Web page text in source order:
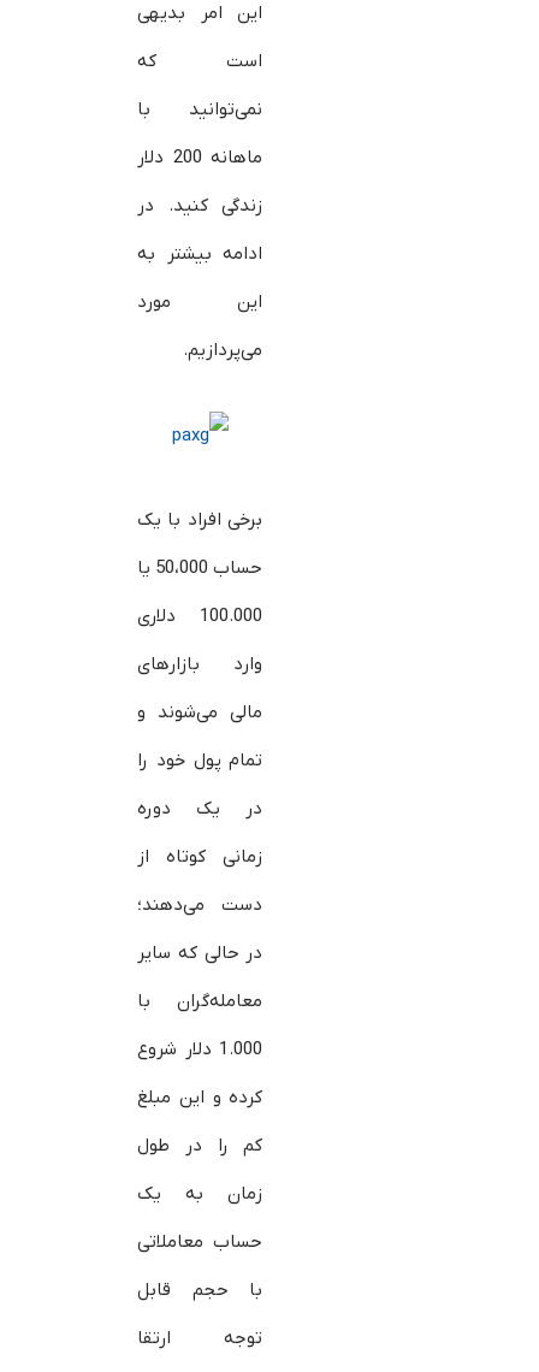
این امر بدیهی
است که
نمی‌توانید با
ماهانه 200 دلار
زندگی کنید. در
ادامه بیشتر به
این مورد
می‌پردازیم.
برخی افراد با یک
حساب 50،000 یا
100.000 دلاری
وارد بازارهای
مالی می‌شوند و
تمام پول خود را
در یک دوره
زمانی کوتاه از
دست می‌دهند؛
در حالی که سایر
معامله‌گران با
1.000 دلار شروع
کرده و این مبلغ
کم را در طول
زمان به یک
حساب معاملاتی
با حجم قابل
توجه ارتقا